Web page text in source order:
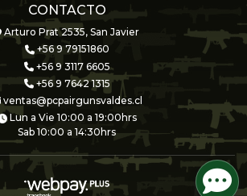
CONTACTO
Arturo Prat 2535, San Javier
+56 9 79151860
+56 9 3117 6605
+56 9 7642 1315
ventas@pcpairgunsvaldes.cl
Lun a Vie 10:00 a 19:00hrs
Sab 10:00 a 14:30hrs